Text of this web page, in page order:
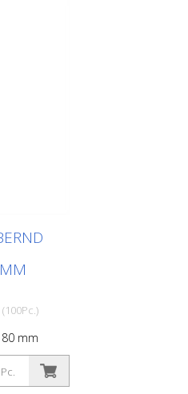
todėl
-
mm
ir
Žalia
Pc.